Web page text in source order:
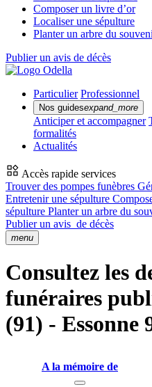
Composer un livre d’or
Localiser une sépulture
Planter un arbre du
Publier un avis de décès
Particulier Professionnel
Nos guidesexpand_more
Anticiper et accompagner
formalités
Actualités
Accès rapide services
Trouver des pompes funèbres
Entretenir une sépulture
sépulture Planter un arbre du
Publier un avis de décès
menu
Consultez les
funéraires
(91) - Essonne
A la mémoire de